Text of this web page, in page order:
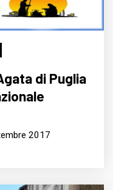
di Puglia
2017